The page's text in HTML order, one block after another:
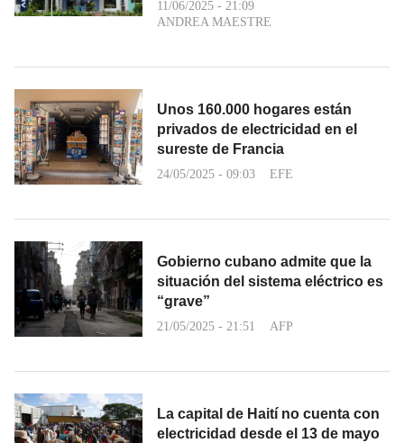
11/06/2025 - 21:09
ANDREA MAESTRE
Unos 160.000 hogares están
privados de electricidad en el
sureste de Francia
24/05/2025 - 09:03 EFE
Gobierno cubano admite que la
situación del sistema eléctrico es
“grave”
21/05/2025 - 21:51 AFP
La capital de Haití no cuenta con
electricidad desde el 13 de mayo